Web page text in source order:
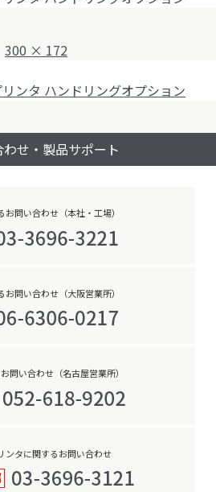
フ
サ
ズ
300 × 172
ンタ ハンドリングオプション
せ・製品サポート
お問い合わせ（本社・工場）
お問い合わせ（大阪営業所）
問い合わせ（名古屋営業所）
ンタに関するお問い合わせ